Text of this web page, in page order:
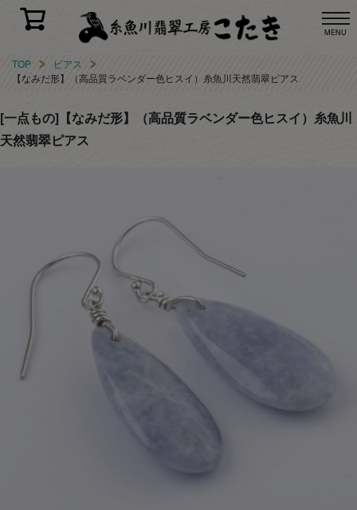
MENU
TOP
ピアス
【なみだ形】（高品質ラベンダー色ヒスイ）糸魚川天然翡翠ピアス
[一点もの]【なみだ形】（高品質ラベンダー色ヒスイ）糸魚川
天然翡翠ピアス